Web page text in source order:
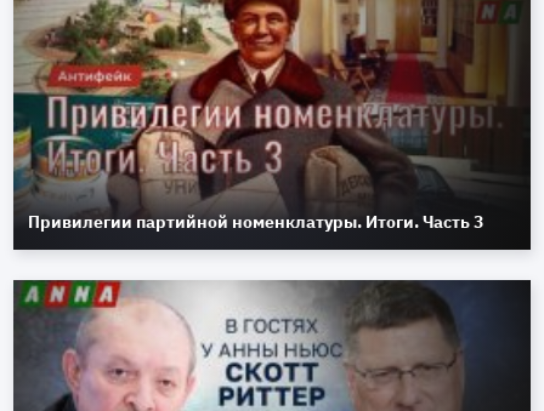
Привилегии партийной номенклатуры. Итоги. Часть 3